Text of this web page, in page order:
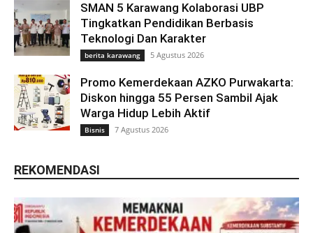
SMAN 5 Karawang Kolaborasi UBP
Tingkatkan Pendidikan Berbasis
Teknologi Dan Karakter
berita karawang 5 Agustus 2026
Promo Kemerdekaan AZKO Purwakarta:
Diskon hingga 55 Persen Sambil Ajak
Warga Hidup Lebih Aktif
Bisnis 7 Agustus 2026
REKOMENDASI